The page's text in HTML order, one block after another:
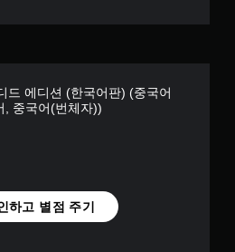
드 에디션 (한국어판) (중국어
, 중국어(번체자))
하고 별점 주기